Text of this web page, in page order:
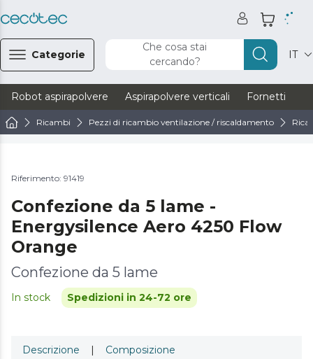
Categorie
Che cosa stai
cercando?
IT
Robot aspirapolvere Aspirapolvere verticali Fornetti
Ricambi Pezzi di ricambio ventilazione / riscaldamento
Riferimento: 91419
Confezione da 5 lame -
Energysilence Aero 4250 Flow
Orange
Confezione da 5 lame
In stock Spedizioni in 24-72 ore
Descrizione | Composizione